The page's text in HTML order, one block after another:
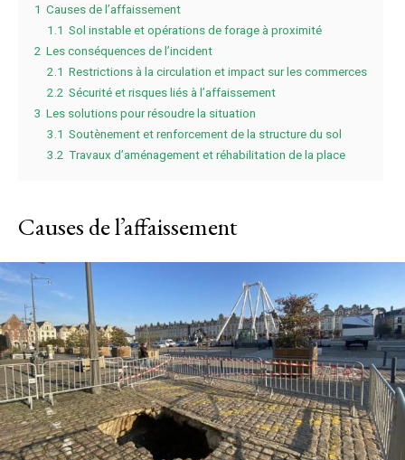
1 Causes de l’affaissement
1.1 Sol instable et opérations de forage à proximité
2 Les conséquences de l’incident
2.1 Restrictions à la circulation et impact sur les commerces
2.2 Sécurité et risques liés à l’affaissement
3 Les solutions pour résoudre la situation
3.1 Soutènement et renforcement de la structure du sol
3.2 Travaux d’aménagement et réhabilitation de la place
Causes de l’affaissement